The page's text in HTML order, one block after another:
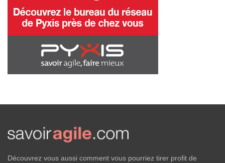
Découvrez vous aussi comment vous pourriez tirer profit de